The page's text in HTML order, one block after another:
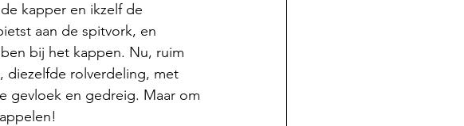
kapper en ikzelf de
aan de spitvork, en
bij het kappen. Nu, ruim
diezelfde rolverdeling, met
gevloek en gedreig. Maar om